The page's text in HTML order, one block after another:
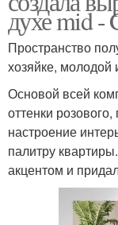
духе mid -
Пространство
хозяйке, молодой
Основой всей
оттенки
настроение
палитру
акцентом и